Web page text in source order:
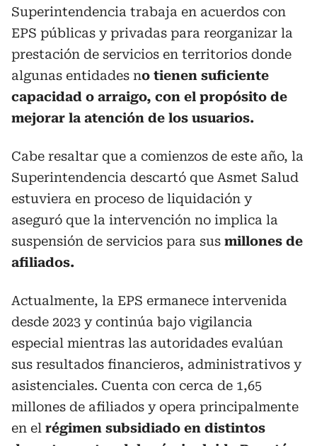
Superintendencia trabaja en acuerdos con
EPS públicas y privadas para reorganizar la
prestación de servicios en territorios donde
algunas entidades no tienen suficiente
capacidad o arraigo, con el propósito de
mejorar la atención de los usuarios.
Cabe resaltar que a comienzos de este año, la
Superintendencia descartó que Asmet Salud
estuviera en proceso de liquidación y
aseguró que la intervención no implica la
suspensión de servicios para sus millones de
afiliados.
Actualmente, la EPS ermanece intervenida
desde 2023 y continúa bajo vigilancia
especial mientras las autoridades evalúan
sus resultados financieros, administrativos y
asistenciales. Cuenta con cerca de 1,65
millones de afiliados y opera principalmente
en el régimen subsidiado en distintos